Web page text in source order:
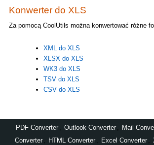
Konwerter do XLS
Za pomocą CoolUtils można konwertować różne
XML do XLS
XLSX do XLS
WK3 do XLS
TSV do XLS
CSV do XLS
PDF Converter Outlook Converter Mail
Converter
HTML Converter Excel Converter